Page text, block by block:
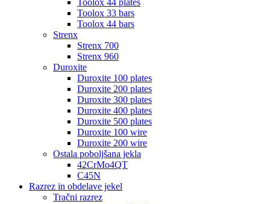
Toolox 44 plates
Toolox 33 bars
Toolox 44 bars
Strenx
Strenx 700
Strenx 960
Duroxite
Duroxite 100 plates
Duroxite 200 plates
Duroxite 300 plates
Duroxite 400 plates
Duroxite 500 plates
Duroxite 100 wire
Duroxite 200 wire
Ostala poboljšana jekla
42CrMo4QT
C45N
Razrez in obdelave jekel
Tračni razrez